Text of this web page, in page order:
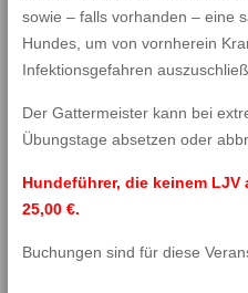
sowie – falls vorhanden – eine
Hundes, um von vornherein
Infektionsgefahren
Der Gattermeister kann bei
Übungstage absetzen oder
Hundeführer, die keinem
25,00 €.
Buchungen sind für diese